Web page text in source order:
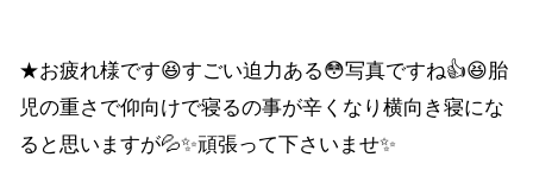
★お疲れ様です😆すごい迫力ある😳写真ですね👍😆胎
児の重さで仰向けで寝るの事が辛くなり横向き寝にな
ると思いますが💦✨頑張って下さいませ✨